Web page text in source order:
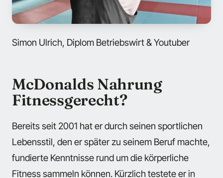
Simon Ulrich, Diplom Betriebswirt & Youtuber
McDonalds Nahrung
Fitnessgerecht?
Bereits seit 2001 hat er durch seinen sportlichen
Lebensstil, den er später zu seinem Beruf machte,
fundierte Kenntnisse rund um die körperliche
Fitness sammeln können. Kürzlich testete er in